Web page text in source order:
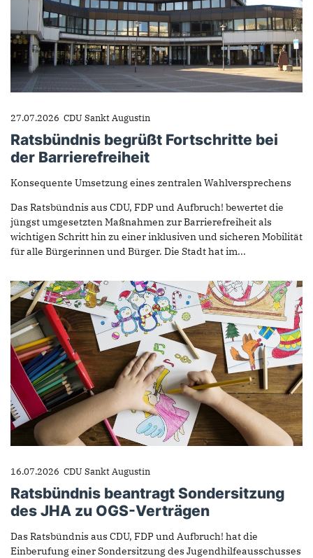
27.07.2026 CDU Sankt Augustin
Ratsbündnis begrüßt Fortschritte bei
der Barrierefreiheit
Konsequente Umsetzung eines zentralen Wahlversprechens
Das Ratsbündnis aus CDU, FDP und Aufbruch! bewertet die
jüngst umgesetzten Maßnahmen zur Barrierefreiheit als
wichtigen Schritt hin zu einer inklusiven und sicheren Mobilität
für alle Bürgerinnen und Bürger. Die Stadt hat im...
16.07.2026 CDU Sankt Augustin
Ratsbündnis beantragt Sondersitzung
des JHA zu OGS-Verträgen
Das Ratsbündnis aus CDU, FDP und Aufbruch! hat die
Einberufung einer Sondersitzung des Jugendhilfeausschusses